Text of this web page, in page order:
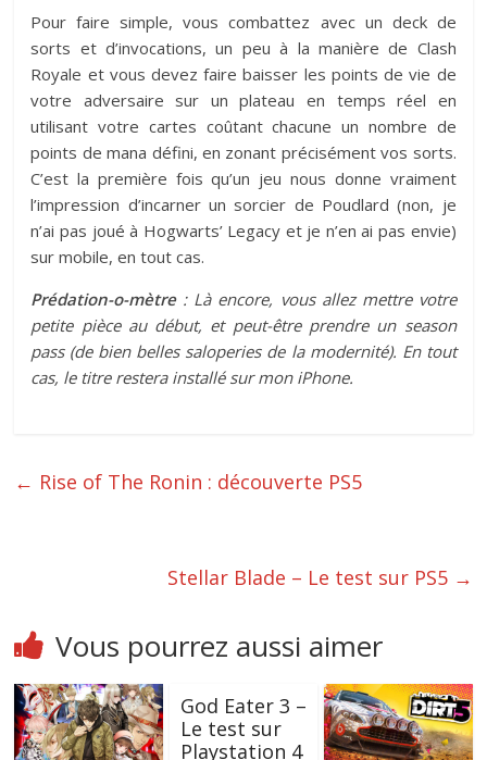
Pour faire simple, vous combattez avec un deck de
sorts et d’invocations, un peu à la manière de Clash
Royale et vous devez faire baisser les points de vie de
votre adversaire sur un plateau en temps réel en
utilisant votre cartes coûtant chacune un nombre de
points de mana défini, en zonant précisément vos sorts.
C’est la première fois qu’un jeu nous donne vraiment
l’impression d’incarner un sorcier de Poudlard (non, je
n’ai pas joué à Hogwarts’ Legacy et je n’en ai pas envie)
sur mobile, en tout cas.
Prédation-o-mètre: Là encore, vous allez mettre votre
petite pièce au début, et peut-être prendre un season
pass (de bien belles saloperies de la modernité). En tout
cas, le titre restera installé sur mon iPhone.
← Rise of The Ronin : découverte PS5
Stellar Blade – Le test sur PS5 →
Vous pourrez aussi aimer
God Eater 3 –
Le test sur
Playstation 4